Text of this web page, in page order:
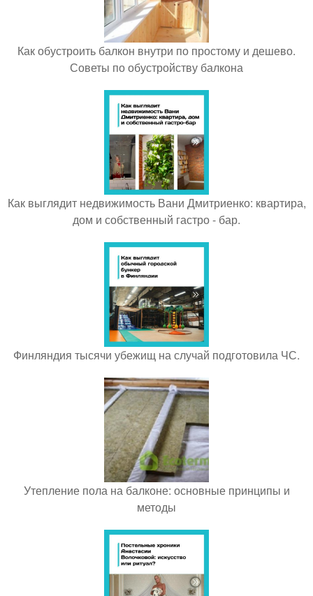
Как обустроить балкон внутри по простому и дешево.
Советы по обустройству балкона
Как выглядит недвижимость Вани Дмитриенко: квартира,
дом и собственный гастро - бар.
Финляндия тысячи убежищ на случай подготовила ЧС.
Утепление пола на балконе: основные принципы и
методы